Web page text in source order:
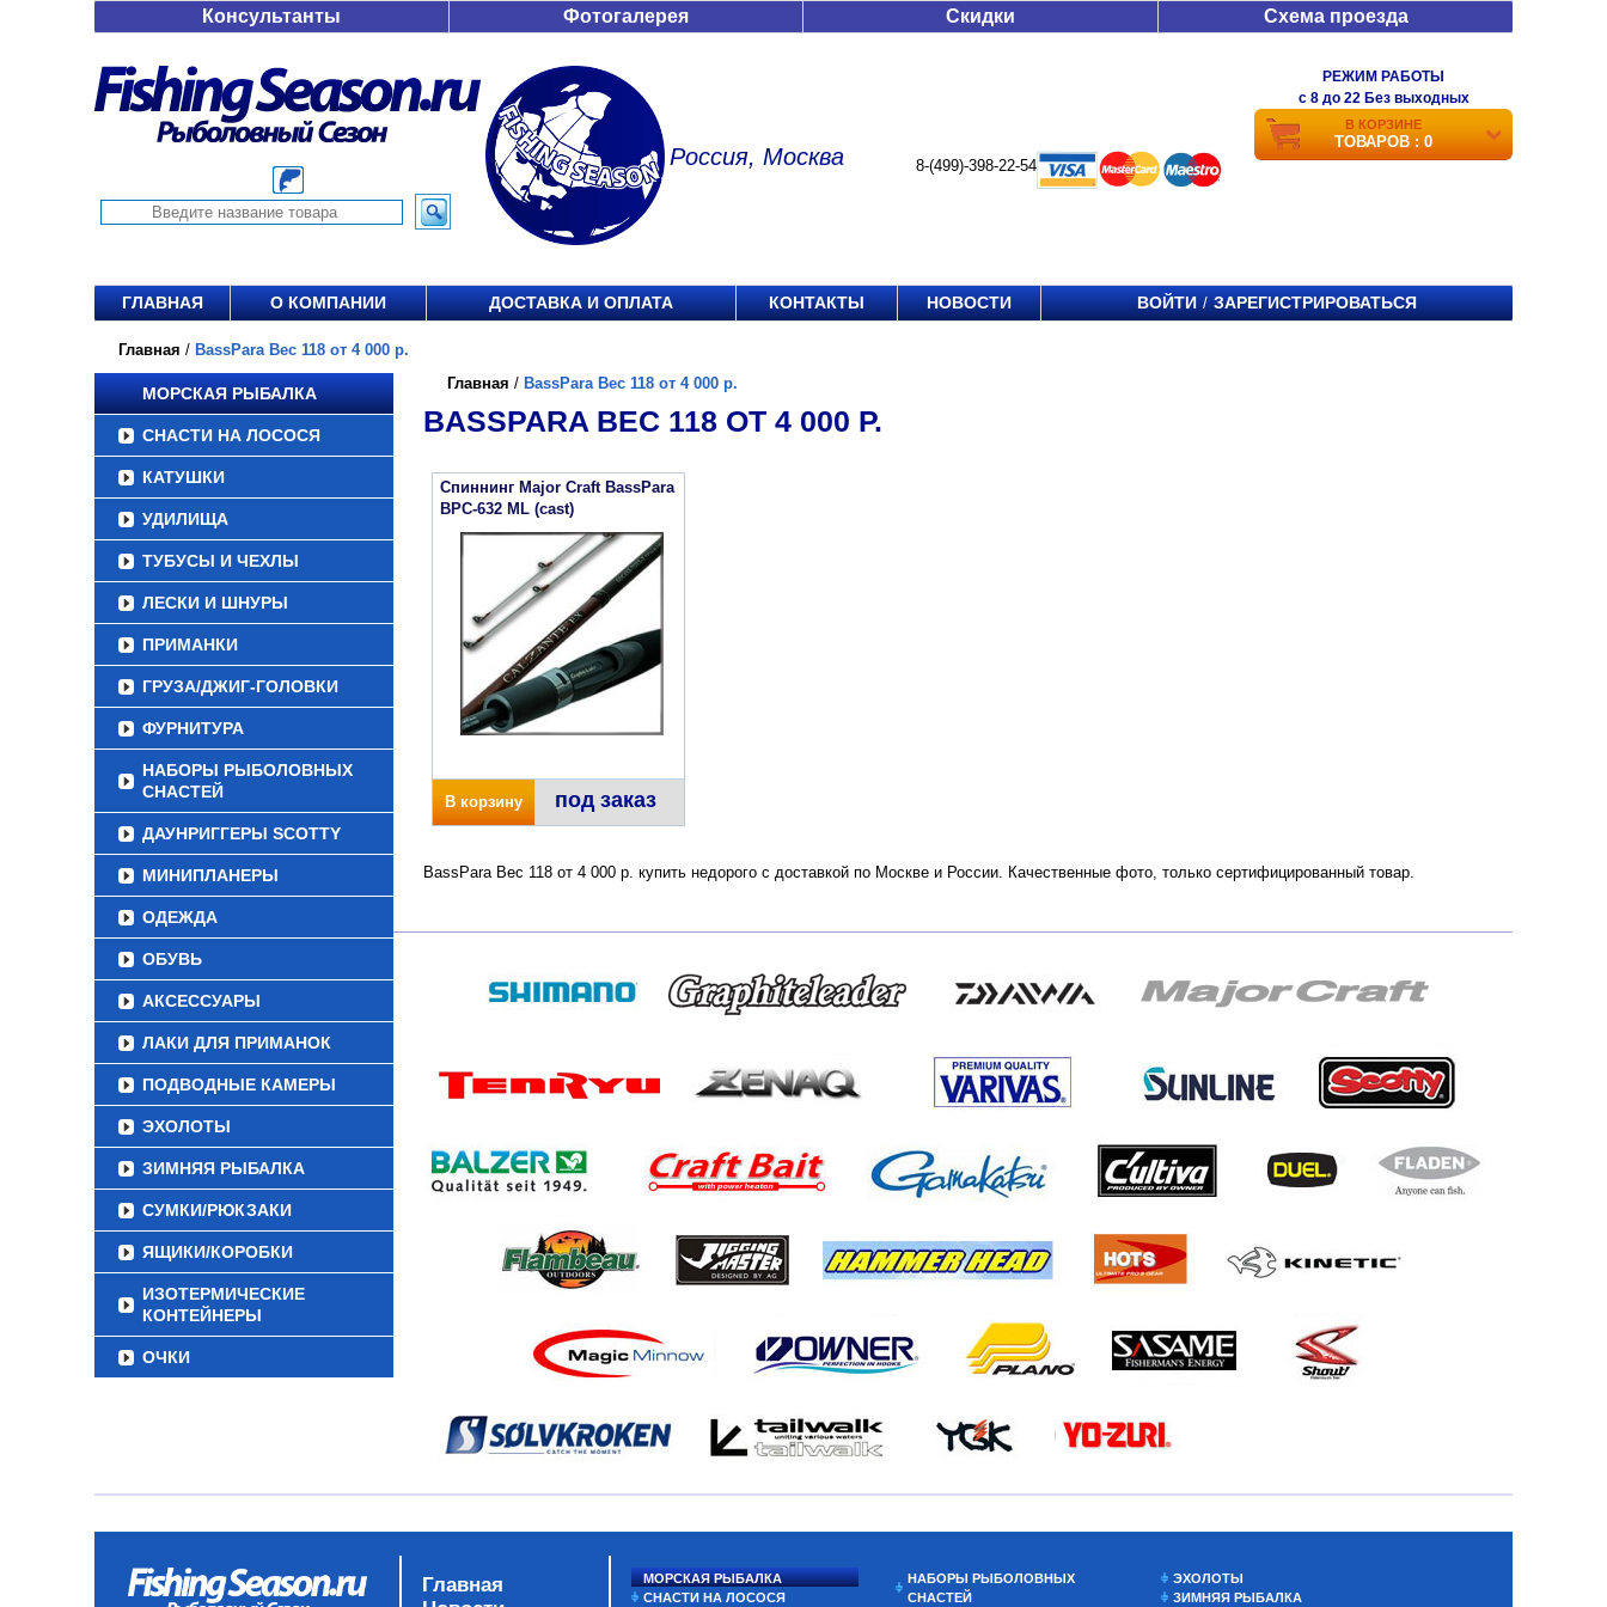
Консультанты Фотогалерея Скидки Схема проезда
Россия, Москва 8-(499)-398-22-54
РЕЖИМ РАБОТЫ
c 8 до 22 Без выходных
В КОРЗИНЕ
ТОВАРОВ : 0
ГЛАВНАЯ О КОМПАНИИ ДОСТАВКА И ОПЛАТА КОНТАКТЫ НОВОСТИ ВОЙТИ / ЗАРЕГИСТРИРОВАТЬСЯ
Главная / BassPara Вес 118 от 4 000 р.
МОРСКАЯ РЫБАЛКА
СНАСТИ НА ЛОСОСЯ
КАТУШКИ
УДИЛИЩА
ТУБУСЫ И ЧЕХЛЫ
ЛЕСКИ И ШНУРЫ
ПРИМАНКИ
ГРУЗА/ДЖИГ-ГОЛОВКИ
ФУРНИТУРА
НАБОРЫ РЫБОЛОВНЫХ
СНАСТЕЙ
ДАУНРИГГЕРЫ SCOTTY
МИНИПЛАНЕРЫ
ОДЕЖДА
ОБУВЬ
АКСЕССУАРЫ
ЛАКИ ДЛЯ ПРИМАНОК
ПОДВОДНЫЕ КАМЕРЫ
ЭХОЛОТЫ
ЗИМНЯЯ РЫБАЛКА
СУМКИ/РЮКЗАКИ
ЯЩИКИ/КОРОБКИ
ИЗОТЕРМИЧЕСКИЕ
КОНТЕЙНЕРЫ
ОЧКИ
Главная / BassPara Вес 118 от 4 000 р.
BASSPARA ВЕС 118 ОТ 4 000 Р.
Спиннинг Major Craft BassPara
BPC-632 ML (cast)
В корзину под заказ
BassPara Вес 118 от 4 000 р. купить недорого с доставкой по Москве и России. Качественные фото, только сертифицированный товар.
Главная
МОРСКАЯ РЫБАЛКА
СНАСТИ НА ЛОСОСЯ
НАБОРЫ РЫБОЛОВНЫХ
СНАСТЕЙ
ЭХОЛОТЫ
ЗИМНЯЯ РЫБАЛКА